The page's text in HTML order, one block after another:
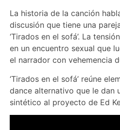
La historia de la canción
discusión que tiene una
‘Tirados en el sofá’. La
en un encuentro sexual que
el narrador con vehemencia
‘Tirados en el sofá’ reúne
dance alternativo que le dan
sintético al proyecto de Ed